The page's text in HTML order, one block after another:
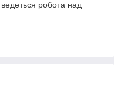
робота над